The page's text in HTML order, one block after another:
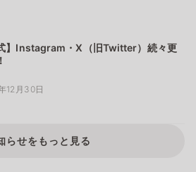
式】Instagram・X（旧Twitter）続々更
12月30日
らせをもっと見る